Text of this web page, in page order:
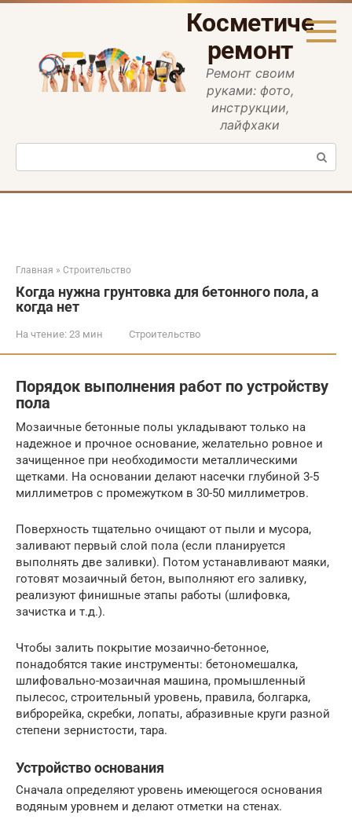
Перейти
ремонт
Ремонт своим
руками: фото,
инструкции,
лайфхаки
Поиск:
Главная » Строительство
Когда нужна грунтовка для бетонного пола, а
когда нет
На чтение: 23 мин Строительство
Порядок выполнения работ по устройству
пола
Мозаичные бетонные полы укладывают только на
надежное и прочное основание, желательно ровное и
зачищенное при необходимости металлическими
щетками. На основании делают насечки глубиной 3-5
миллиметров с промежутком в 30-50 миллиметров.
Поверхность тщательно очищают от пыли и мусора,
заливают первый слой пола (если планируется
выполнять две заливки). Потом устанавливают маяки,
готовят мозаичный бетон, выполняют его заливку,
реализуют финишные этапы работы (шлифовка,
зачистка и т.д.).
Чтобы залить покрытие мозаично-бетонное,
понадобятся такие инструменты: бетономешалка,
шлифовально-мозаичная машина, промышленный
пылесос, строительный уровень, правила, болгарка,
виброрейка, скребки, лопаты, абразивные круги разной
степени зернистости, тара.
Устройство основания
Сначала определяют уровень имеющегося основания
водяным уровнем и делают отметки на стенах.